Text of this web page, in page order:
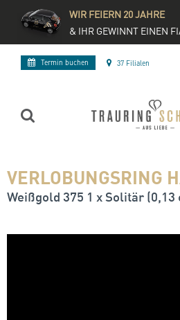
WIR FEIERN 20 JAHRE
& IHR GEWINNT EINEN
Termin buchen 37 Filialen
VERLOBUNGSRING
Weißgold 375 1 x Solitär (0,13